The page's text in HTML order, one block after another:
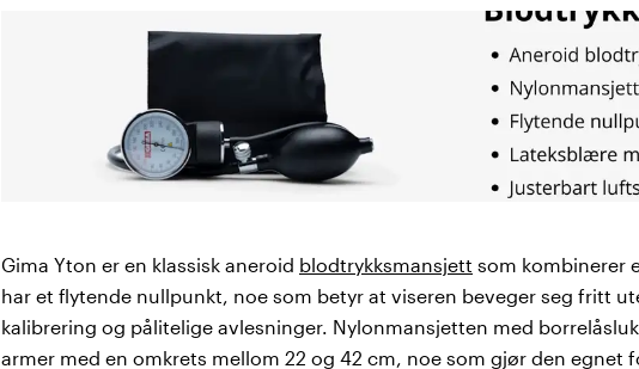
Gima Yton er en klassisk aneroid blodtrykksmansjett som kombinerer
har et flytende nullpunkt, noe som betyr at viseren beveger seg fritt
kalibrering og pålitelige avlesninger. Nylonmansjetten med
armer med en omkrets mellom 22 og 42 cm, noe som gjør den egnet